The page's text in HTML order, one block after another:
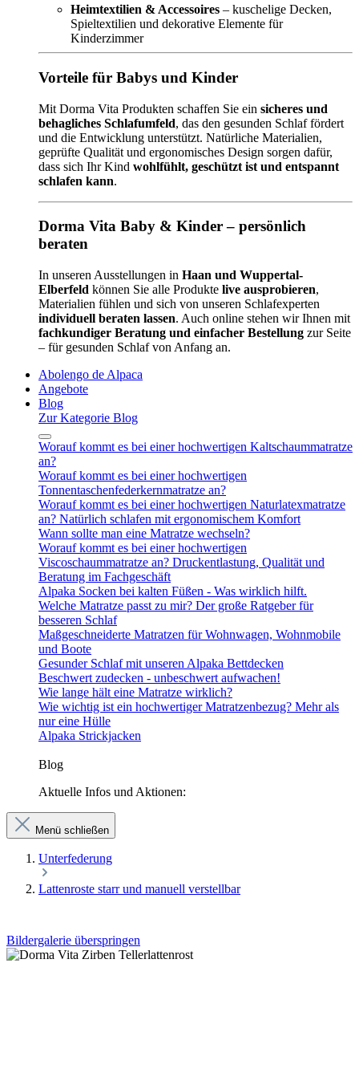
Heimtextilien & Accessoires – kuschelige Decken,
Spieltextilien und dekorative Elemente für
Kinderzimmer
Vorteile für Babys und Kinder
Mit Dorma Vita Produkten schaffen Sie ein sicheres und
behagliches Schlafumfeld, das den gesunden Schlaf fördert
und die Entwicklung unterstützt. Natürliche Materialien,
geprüfte Qualität und ergonomisches Design sorgen dafür,
dass sich Ihr Kind wohlfühlt, geschützt ist und entspannt
schlafen kann.
Dorma Vita Baby & Kinder – persönlich
beraten
In unseren Ausstellungen in Haan und Wuppertal-
Elberfeld können Sie alle Produkte live ausprobieren,
Materialien fühlen und sich von unseren Schlafexperten
individuell beraten lassen. Auch online stehen wir Ihnen mit
fachkundiger Beratung und einfacher Bestellung zur Seite
– für gesunden Schlaf von Anfang an.
Abolengo de Alpaca
Angebote
Blog
Zur Kategorie Blog
Worauf kommt es bei einer hochwertigen Kaltschaummatratze
an?
Worauf kommt es bei einer hochwertigen
Tonnentaschenfederkernmatratze an?
Worauf kommt es bei einer hochwertigen Naturlatexmatratze
an? Natürlich schlafen mit ergonomischem Komfort
Wann sollte man eine Matratze wechseln?
Worauf kommt es bei einer hochwertigen
Viscoschaummatratze an? Druckentlastung, Qualität und
Beratung im Fachgeschäft
Alpaka Socken bei kalten Füßen - Was wirklich hilft.
Welche Matratze passt zu mir? Der große Ratgeber für
besseren Schlaf
Maßgeschneiderte Matratzen für Wohnwagen, Wohnmobile
und Boote
Gesunder Schlaf mit unseren Alpaka Bettdecken
Beschwert zudecken - unbeschwert aufwachen!
Wie lange hält eine Matratze wirklich?
Wie wichtig ist ein hochwertiger Matratzenbezug? Mehr als
nur eine Hülle
Alpaka Strickjacken
Blog
Aktuelle Infos und Aktionen:
Menü schließen
Unterfederung
Lattenroste starr und manuell verstellbar
Bildergalerie überspringen